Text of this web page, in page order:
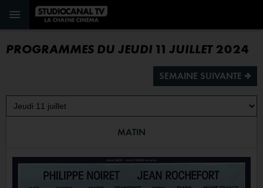
PROGRAMMES DU JEUDI 11 JUILLET 2024
SEMAINE SUIVANTE ª
MATIN